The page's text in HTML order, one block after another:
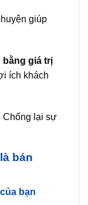
giúp
giá trị
ích khách
Chống lại sự
bán
bạn